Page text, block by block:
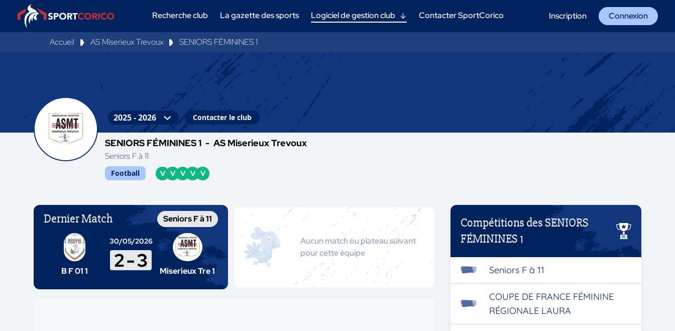
Recherche club La gazette des sports Logiciel de gestion club Contacter SportCorico Inscription Connexion
Accueil AS Miserieux Trevoux SENIORS FÉMININES 1
Contacter le club
SENIORS FÉMININES 1 -AS Miserieux Trevoux
Seniors F à 11
Football V V V V V
Dernier Match Seniors F à 11
B F 01 1
30/05/2026
2-3 Miserieux Tre 1
Aucun match ou plateau suivant
pour cette équipe
Compétitions des SENIORS
FÉMININES 1
Seniors F à 11
COUPE DE FRANCE FÉMININE
RÉGIONALE LAURA